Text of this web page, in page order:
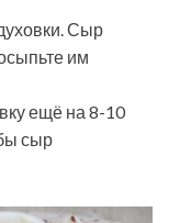
Сыр
им
ещё на 8-10
сыр